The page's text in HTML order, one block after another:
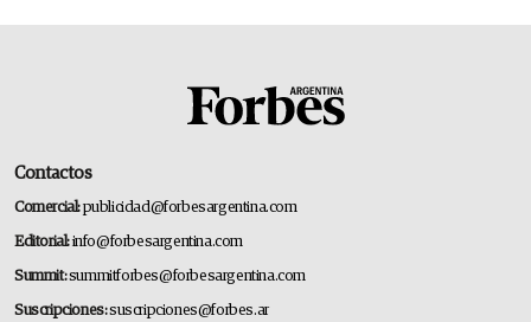
Contactos
Comercial:publicidad@forbesargentina.com
Editorial:info@forbesargentina.com
Summit:summitforbes@forbesargentina.com
Suscripciones:suscripciones@forbes.ar